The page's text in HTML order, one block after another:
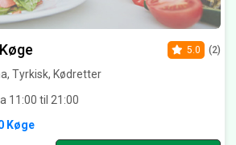
Tyrkisk, Kødretter
11:00 til 21:00
5.0 (2)
Køge